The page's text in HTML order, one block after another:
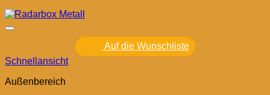
Auf die Wunschliste
Schnellansicht
Außenbereich